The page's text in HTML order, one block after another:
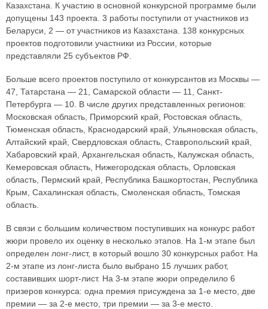
Казахстана. К участию в основной конкурсной программе были
допущены 143 проекта. 3 работы поступили от участников из
Беларуси, 2 — от участников из Казахстана. 138 конкурсных
проектов подготовили участники из России, которые
представляли 25 субъектов РФ.
Больше всего проектов поступило от конкурсантов из Москвы —
47, Татарстана — 21, Самарской области — 11, Санкт-
Петербурга — 10. В числе других представленных регионов:
Московская область, Приморский край, Ростовская область,
Тюменская область, Краснодарский край, Ульяновская область,
Алтайский край, Свердловская область, Ставропольский край,
Хабаровский край, Архангельская область, Калужская область,
Кемеровская область, Нижегородская область, Орловская
область, Пермский край, Республика Башкортостан, Республика
Крым, Сахалинская область, Смоленская область, Томская
область.
В связи с большим количеством поступивших на конкурс работ
жюри провело их оценку в несколько этапов. На 1-м этапе был
определен лонг-лист, в который вошло 30 конкурсных работ. На
2-м этапе из лонг-листа было выбрано 15 лучших работ,
составивших шорт-лист. На 3-м этапе жюри определило 6
призеров конкурса: одна премия присуждена за 1-е место, две
премии — за 2-е место, три премии — за 3-е место.